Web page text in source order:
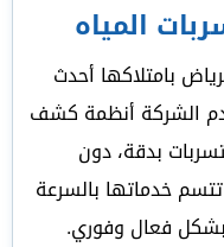
المياه
بامتلاكها أحدث
الشركة أنظمة كشف
بدقة، دون
تتسم خدماتها بالسرعة
فعال وفوري.